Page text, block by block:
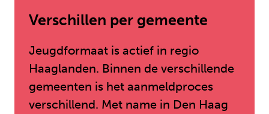
Verschillen per gemeente
Jeugdformaat is actief in regio
Haaglanden. Binnen de verschillende
gemeenten is het aanmeldproces
verschillend. Met name in Den Haag